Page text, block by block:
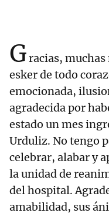
Gracias,
esker de todo
emocionada,
agradecida por
estado un mes
Urduliz. No tengo
celebrar, alabar y
la unidad de
del hospital.
amabilidad, sus